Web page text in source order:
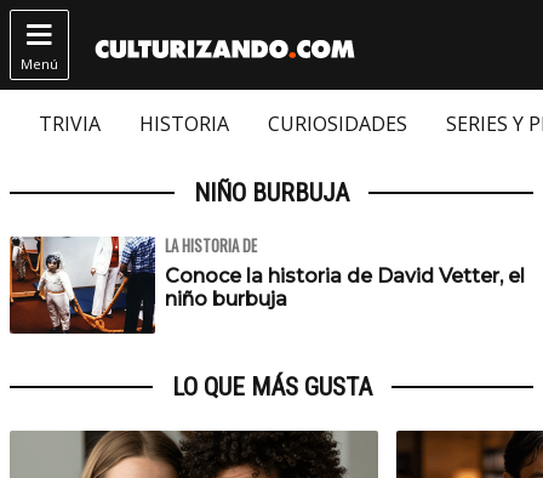

Menú
TRIVIA HISTORIA CURIOSIDADES SERIES Y
NIÑO BURBUJA
LA HISTORIA DE
Conoce la historia de David Vetter, el
niño burbuja
LO QUE MÁS GUSTA